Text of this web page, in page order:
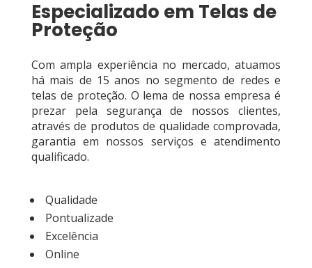
Especializado em Telas de
Proteção
Com ampla experiência no mercado, atuamos
há mais de 15 anos no segmento de redes e
telas de proteção. O lema de nossa empresa é
prezar pela segurança de nossos clientes,
através de produtos de qualidade comprovada,
garantia em nossos serviços e atendimento
qualificado.
Qualidade
Pontualizade
Excelência
Online